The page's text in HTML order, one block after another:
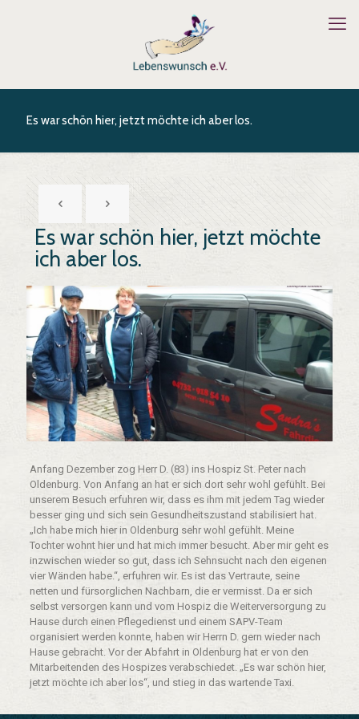
Es war schön hier, jetzt möchte ich aber los.
Es war schön hier, jetzt möchte
ich aber los.
Anfang Dezember zog Herr D. (83) ins Hospiz St. Peter nach
Oldenburg. Von Anfang an hat er sich dort sehr wohl gefühlt. Bei
unserem Besuch erfuhren wir, dass es ihm mit jedem Tag wieder
besser ging und sich sein Gesundheitszustand stabilisiert hat.
„Ich habe mich hier in Oldenburg sehr wohl gefühlt. Meine
Tochter wohnt hier und hat mich immer besucht. Aber mir geht es
inzwischen wieder so gut, dass ich Sehnsucht nach den eigenen
vier Wänden habe.“, erfuhren wir. Es ist das Vertraute, seine
netten und fürsorglichen Nachbarn, die er vermisst. Da er sich
selbst versorgen kann und vom Hospiz die Weiterversorgung zu
Hause durch einen Pflegedienst und einem SAPV-Team
organisiert werden konnte, haben wir Herrn D. gern wieder nach
Hause gebracht. Vor der Abfahrt in Oldenburg hat er von den
Mitarbeitenden des Hospizes verabschiedet. „Es war schön hier,
jetzt möchte ich aber los“, und stieg in das wartende Taxi.